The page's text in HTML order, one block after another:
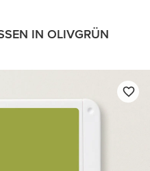
IN OLIVGRÜN